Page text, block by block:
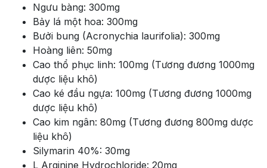
Ngưu bàng: 300mg
Bảy lá một hoa: 300mg
Bưởi bung (Acronychia laurifolia): 300mg
Hoàng liên: 50mg
Cao thổ phục linh: 100mg (Tương đương 1000mg
dược liệu khô)
Cao ké đầu ngựa: 100mg (Tương đương 1000mg
dược liệu khô)
Cao kim ngân: 80mg (Tương đương 800mg dược
liệu khô)
Silymarin 40%: 30mg
L Arginine Hydrochloride: 20mg